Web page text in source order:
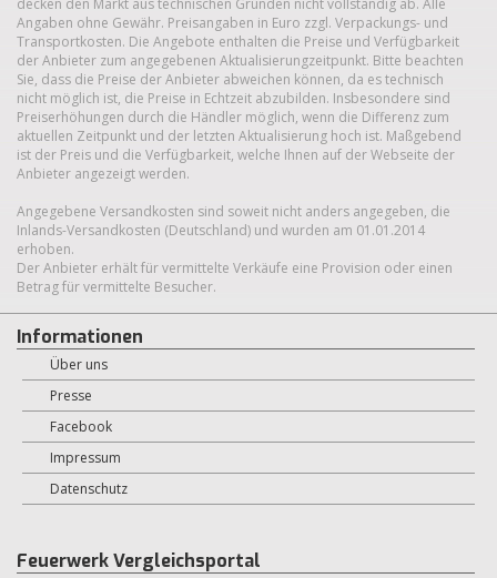
decken den Markt aus technischen Gründen nicht vollständig ab. Alle
Angaben ohne Gewähr. Preisangaben in Euro zzgl. Verpackungs- und
Transportkosten. Die Angebote enthalten die Preise und Verfügbarkeit
der Anbieter zum angegebenen Aktualisierungzeitpunkt. Bitte beachten
Sie, dass die Preise der Anbieter abweichen können, da es technisch
nicht möglich ist, die Preise in Echtzeit abzubilden. Insbesondere sind
Preiserhöhungen durch die Händler möglich, wenn die Differenz zum
aktuellen Zeitpunkt und der letzten Aktualisierung hoch ist. Maßgebend
ist der Preis und die Verfügbarkeit, welche Ihnen auf der Webseite der
Anbieter angezeigt werden.
Angegebene Versandkosten sind soweit nicht anders angegeben, die
Inlands-Versandkosten (Deutschland) und wurden am 01.01.2014
erhoben.
Der Anbieter erhält für vermittelte Verkäufe eine Provision oder einen
Betrag für vermittelte Besucher.
Informationen
Über uns
Presse
Facebook
Impressum
Datenschutz
Feuerwerk Vergleichsportal